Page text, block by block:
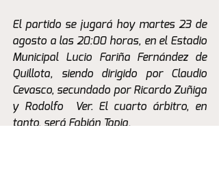
El partido se jugará hoy martes 23 de
agosto a las 20:00 horas, en el Estadio
Municipal Lucio Fariña Fernández de
Quillota, siendo dirigido por Claudio
Cevasco, secundado por Ricardo Zuñiga
y Rodolfo  Ver. El cuarto árbitro, en
tanto, será Fabián Tapia.